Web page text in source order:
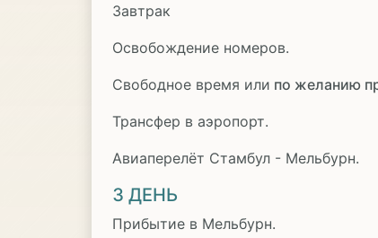
Завтрак
Освобождение номеров.
Свободное время или по желанию
Трансфер в аэропорт.
Авиаперелёт Стамбул - Мельбурн.
3 ДЕНЬ
Прибытие в Мельбурн.